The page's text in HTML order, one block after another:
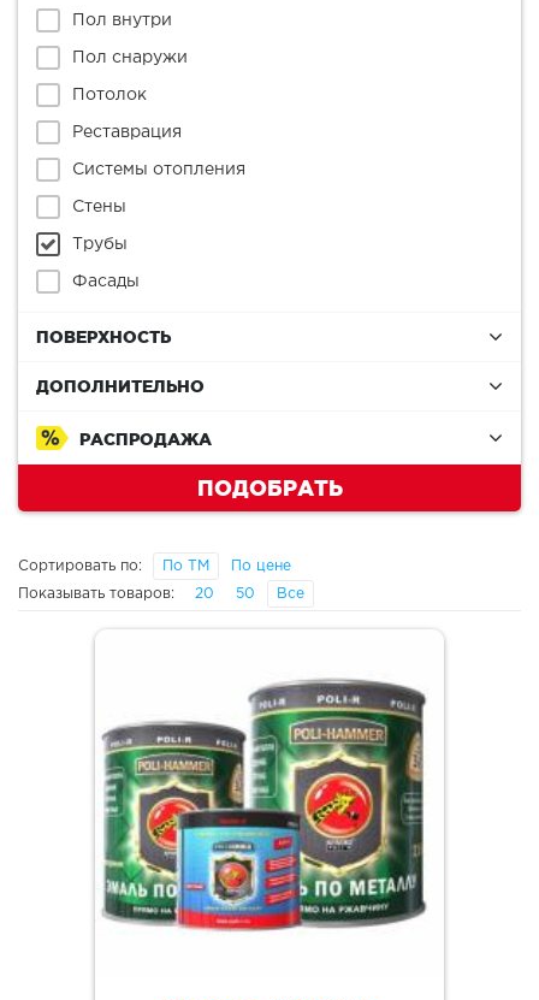
Пол внутри
Пол снаружи
Потолок
Реставрация
Системы отопления
Стены
Трубы
Фасады
ПОВЕРХНОСТЬ
ДОПОЛНИТЕЛЬНО
РАСПРОДАЖА
ПОДОБРАТЬ
Сортировать по: По ТМ По цене
Показывать товаров: 20 50 Все